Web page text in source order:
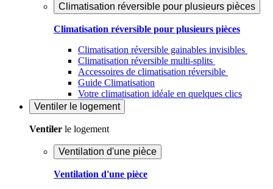
Climatisation réversible pour plusieurs pièces
Climatisation réversible pour plusieurs pièces
Climatisation réversible gainables invisibles
Climatisation réversible multi-splits
Accessoires de climatisation réversible
Guide Climatisation
Votre climatisation idéale en quelques clics
Ventiler le logement
Ventiler le logement
Ventilation d'une pièce
Ventilation d'une pièce